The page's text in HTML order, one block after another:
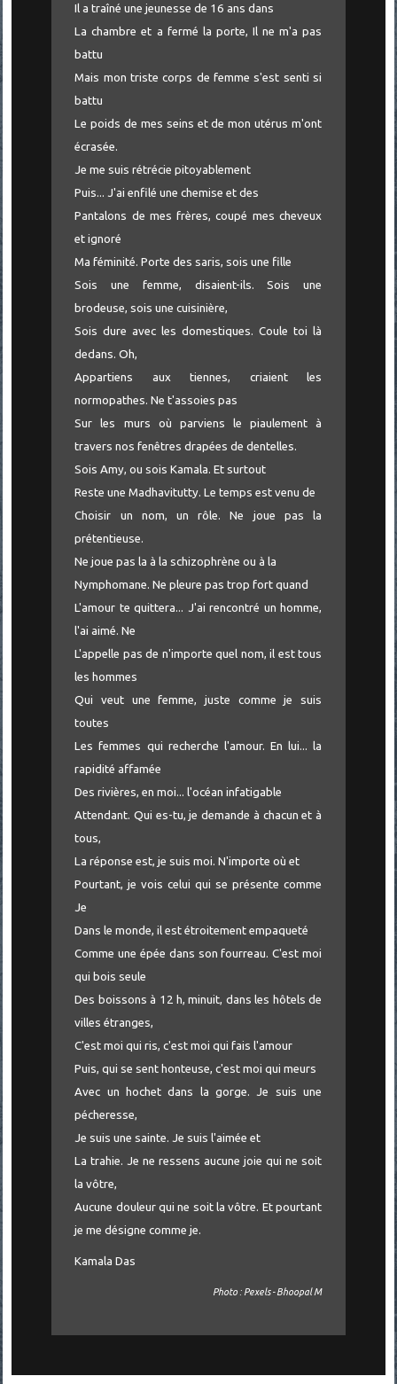
Il a traîné une jeunesse de 16 ans dans
La chambre et a fermé la porte, Il ne m'a pas
battu
Mais mon triste corps de femme s'est senti si
battu
Le poids de mes seins et de mon utérus m'ont
écrasée.
Je me suis rétrécie pitoyablement
Puis... J'ai enfilé une chemise et des
Pantalons de mes frères, coupé mes cheveux
et ignoré
Ma féminité. Porte des saris, sois une fille
Sois une femme, disaient-ils. Sois une
brodeuse, sois une cuisinière,
Sois dure avec les domestiques. Coule toi là
dedans. Oh,
Appartiens aux tiennes, criaient les
normopathes. Ne t'assoies pas
Sur les murs où parviens le piaulement à
travers nos fenêtres drapées de dentelles.
Sois Amy, ou sois Kamala. Et surtout
Reste une Madhavitutty. Le temps est venu de
Choisir un nom, un rôle. Ne joue pas la
prétentieuse.
Ne joue pas la à la schizophrène ou à la
Nymphomane. Ne pleure pas trop fort quand
L'amour te quittera... J'ai rencontré un homme,
l'ai aimé. Ne
L'appelle pas de n'importe quel nom, il est tous
les hommes
Qui veut une femme, juste comme je suis
toutes
Les femmes qui recherche l'amour. En lui... la
rapidité affamée
Des rivières, en moi... l'océan infatigable
Attendant. Qui es-tu, je demande à chacun et à
tous,
La réponse est, je suis moi. N'importe où et
Pourtant, je vois celui qui se présente comme
Je
Dans le monde, il est étroitement empaqueté
Comme une épée dans son fourreau. C'est moi
qui bois seule
Des boissons à 12 h, minuit, dans les hôtels de
villes étranges,
C'est moi qui ris, c'est moi qui fais l'amour
Puis, qui se sent honteuse, c'est moi qui meurs
Avec un hochet dans la gorge. Je suis une
pécheresse,
Je suis une sainte. Je suis l'aimée et
La trahie. Je ne ressens aucune joie qui ne soit
la vôtre,
Aucune douleur qui ne soit la vôtre. Et pourtant
je me désigne comme je.
Kamala Das
Photo : Pexels - Bhoopal M